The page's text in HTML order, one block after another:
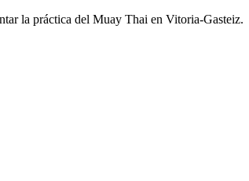
la práctica del Muay Thai en Vitoria-Gasteiz.